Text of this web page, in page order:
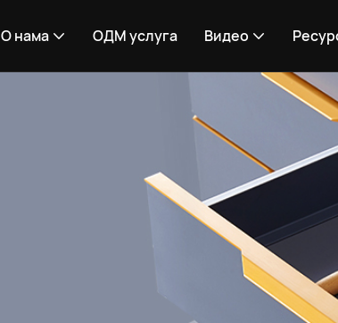
О нама ОДМ услуга Видео